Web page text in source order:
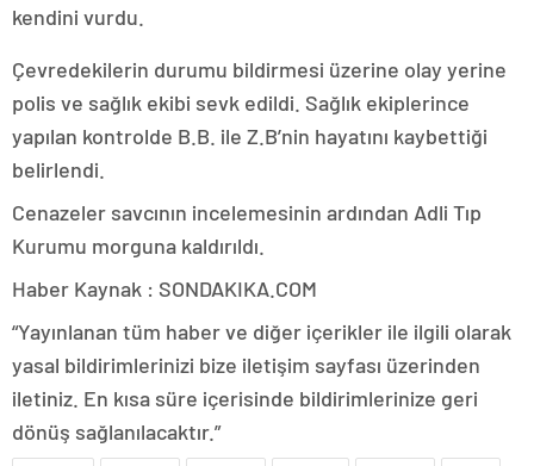
kendini vurdu.
Çevredekilerin durumu bildirmesi üzerine olay yerine
polis ve sağlık ekibi sevk edildi. Sağlık ekiplerince
yapılan kontrolde B.B. ile Z.B’nin hayatını kaybettiği
belirlendi.
Cenazeler savcının incelemesinin ardından Adli Tıp
Kurumu morguna kaldırıldı.
Haber Kaynak : SONDAKIKA.COM
“Yayınlanan tüm haber ve diğer içerikler ile ilgili olarak
yasal bildirimlerinizi bize iletişim sayfası üzerinden
iletiniz. En kısa süre içerisinde bildirimlerinize geri
dönüş sağlanılacaktır.”